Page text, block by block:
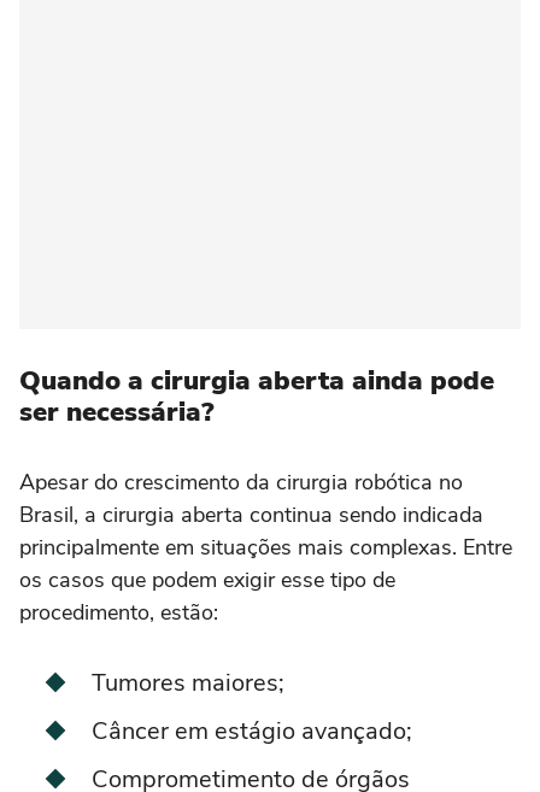
Quando a cirurgia aberta ainda pode
ser necessária?
Apesar do crescimento da cirurgia robótica no
Brasil, a cirurgia aberta continua sendo indicada
principalmente em situações mais complexas. Entre
os casos que podem exigir esse tipo de
procedimento, estão:
Tumores maiores;
Câncer em estágio avançado;
Comprometimento de órgãos